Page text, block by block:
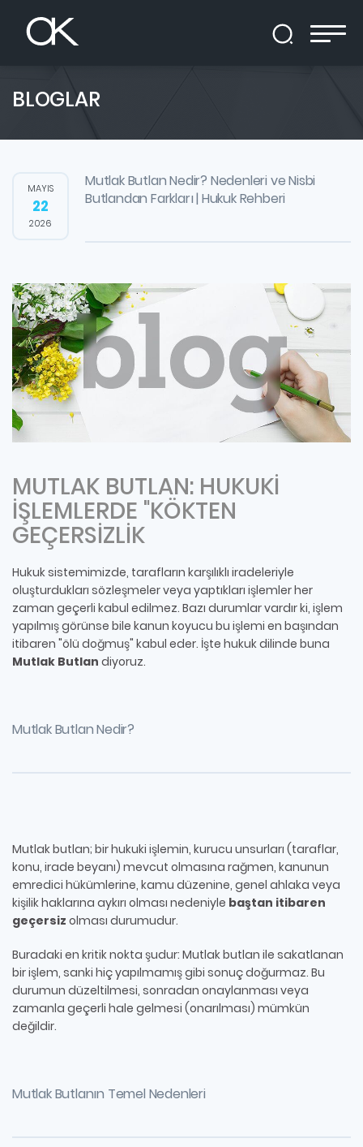
BLOGLAR
MAYIS
22
2026
Mutlak Butlan Nedir? Nedenleri ve Nisbi
Butlandan Farkları | Hukuk Rehberi
MUTLAK BUTLAN: HUKUKİ
İŞLEMLERDE "KÖKTEN
GEÇERSİZLİK
Hukuk sistemimizde, tarafların karşılıklı iradeleriyle
oluşturdukları sözleşmeler veya yaptıkları işlemler her
zaman geçerli kabul edilmez. Bazı durumlar vardır ki, işlem
yapılmış görünse bile kanun koyucu bu işlemi en başından
itibaren "ölü doğmuş" kabul eder. İşte hukuk dilinde buna
Mutlak Butlan diyoruz.
Mutlak Butlan Nedir?
Mutlak butlan; bir hukuki işlemin, kurucu unsurları (taraflar,
konu, irade beyanı) mevcut olmasına rağmen, kanunun
emredici hükümlerine, kamu düzenine, genel ahlaka veya
kişilik haklarına aykırı olması nedeniyle baştan itibaren
geçersiz olması durumudur.
Buradaki en kritik nokta şudur: Mutlak butlan ile sakatlanan
bir işlem, sanki hiç yapılmamış gibi sonuç doğurmaz. Bu
durumun düzeltilmesi, sonradan onaylanması veya
zamanla geçerli hale gelmesi (onarılması) mümkün
değildir.
Mutlak Butlanın Temel Nedenleri